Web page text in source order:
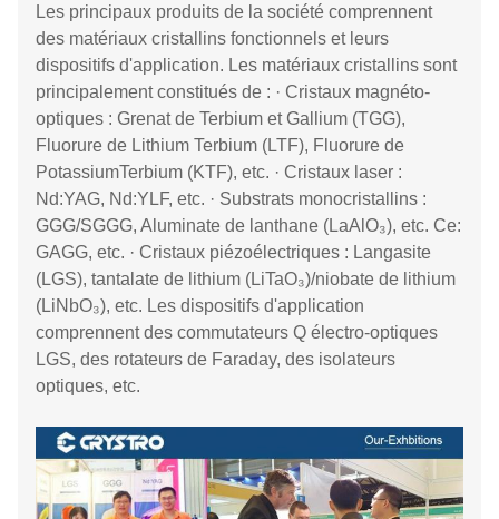
Les principaux produits de la société comprennent
des matériaux cristallins fonctionnels et leurs
dispositifs d'application. Les matériaux cristallins sont
principalement constitués de : · Cristaux magnéto-
optiques : Grenat de Terbium et Gallium (TGG),
Fluorure de Lithium Terbium (LTF), Fluorure de
PotassiumTerbium (KTF), etc. · Cristaux laser :
Nd:YAG, Nd:YLF, etc. · Substrats monocristallins :
GGG/SGGG, Aluminate de lanthane (LaAlO₃), etc. Ce:
GAGG, etc. · Cristaux piézoélectriques : Langasite
(LGS), tantalate de lithium (LiTaO₃)/niobate de lithium
(LiNbO₃), etc. Les dispositifs d'application
comprennent des commutateurs Q électro-optiques
LGS, des rotateurs de Faraday, des isolateurs
optiques, etc.